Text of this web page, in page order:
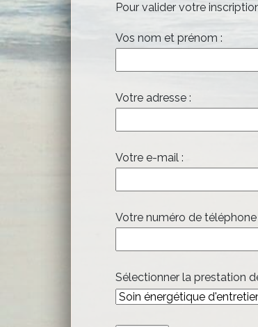
Pour valider votre
Vos nom et prénom :
Votre adresse :
Votre e-mail :
Votre numéro de téléphone
Sélectionner la prestation